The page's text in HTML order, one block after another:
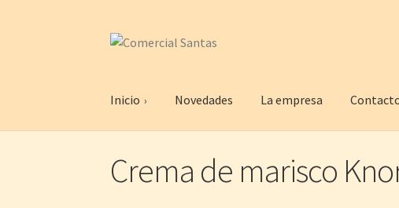
Ir
navegación
Ir
Inicio
Novedades La empresa
Crema de marisco